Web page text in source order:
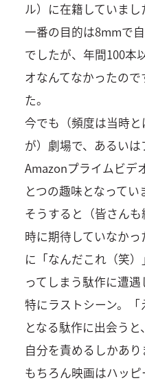
ル）に在籍していまし
一番の目的は8mmで
でしたが、年間100本
オなんてなかったの
た。
今でも（頻度は当時
が）劇場で、あるいは
Amazonプライムビデ
とつの趣味となってい
そうすると（皆さんも
時に期待していなか
に「なんだこれ（笑
ってしまう駄作に遭遇
特にラストシーン。
となる駄作に出会う
自分を責めるしかあり
もちろん映画はハッ